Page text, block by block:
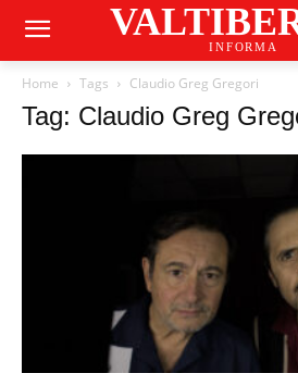
INFORMA
Home Tags Claudio Greg Gregori
Tag: Claudio Greg